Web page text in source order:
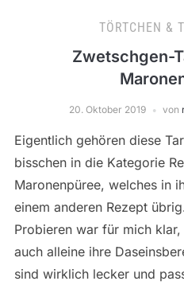
TÖRTCHEN &
Zwetschgen-
20. Oktober 2019 von
Eigentlich gehören diese
bisschen in die Kategorie
Maronenpüree, welches in
einem anderen Rezept
Probieren war für mich
auch alleine ihre
sind wirklich lecker und